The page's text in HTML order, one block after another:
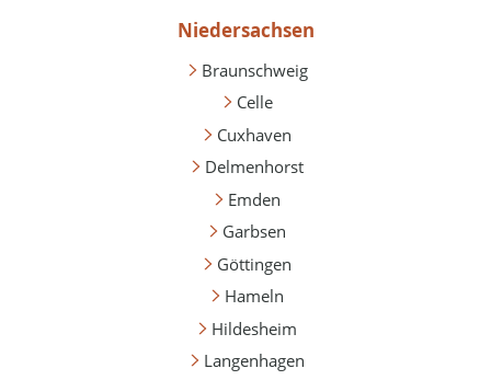
Niedersachsen
Braunschweig
Celle
Cuxhaven
Delmenhorst
Emden
Garbsen
Göttingen
Hameln
Hildesheim
Langenhagen